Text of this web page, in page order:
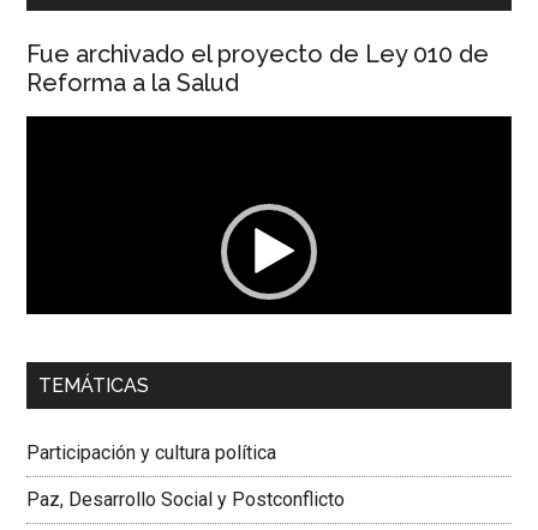
Fue archivado el proyecto de Ley 010 de
Reforma a la Salud
00:00 01:04
Dra. Carolina Corcho Mejía,Presidenta Corporación
Colombiana
TEMÁTICAS
Participación y cultura política
Paz, Desarrollo Social y Postconflicto